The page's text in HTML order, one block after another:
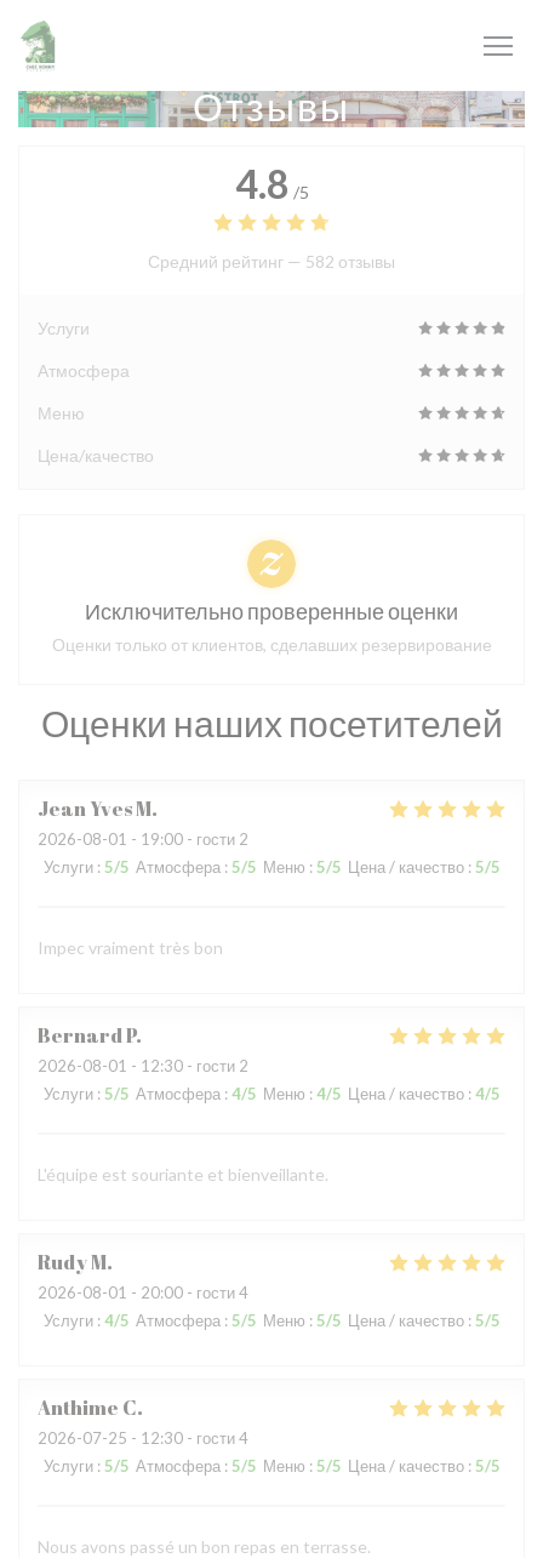
Панель управления cookies
Отзывы
Оценки наших посетителей
Jean YvesM
2026-08-01 - 19:00 - гости 2
Услуги : 5/5 Атмосфера : 5/5 Меню : 5/5 Цена / качество : 5/5
Impec vraiment très bon
BernardP
2026-08-01 - 12:30 - гости 2
Услуги : 5/5 Атмосфера : 4/5 Меню : 4/5 Цена / качество : 4/5
L'équipe est souriante et bienveillante.
RudyM
2026-08-01 - 20:00 - гости 4
Услуги : 4/5 Атмосфера : 5/5 Меню : 5/5 Цена / качество : 5/5
Anthime C
2026-07-25 - 12:30 - гости 4
Услуги : 5/5 Атмосфера : 5/5 Меню : 5/5 Цена / качество : 5/5
Nous avons passé un bon repas en terrasse.
4.8 /5
Средний рейтинг — 582 отзывы
Услуги
Атмосфера
Меню
Цена/качество
Исключительно проверенные оценки
Оценки только от клиентов, сделавших резервирование